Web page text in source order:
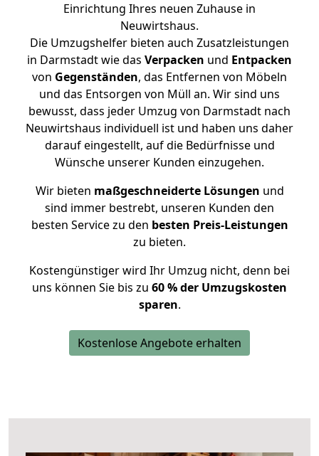
Einrichtung Ihres neuen Zuhause in
Neuwirtshaus.
Die Umzugshelfer bieten auch Zusatzleistungen
in Darmstadt wie das Verpacken und Entpacken
von Gegenständen, das Entfernen von Möbeln
und das Entsorgen von Müll an. Wir sind uns
bewusst, dass jeder Umzug von Darmstadt nach
Neuwirtshaus individuell ist und haben uns daher
darauf eingestellt, auf die Bedürfnisse und
Wünsche unserer Kunden einzugehen.
Wir bieten maßgeschneiderte Lösungen und
sind immer bestrebt, unseren Kunden den
besten Service zu den besten Preis-Leistungen
zu bieten.
Kostengünstiger wird Ihr Umzug nicht, denn bei
uns können Sie bis zu 60 % der Umzugskosten
sparen.
Kostenlose Angebote erhalten